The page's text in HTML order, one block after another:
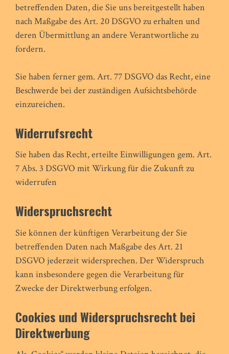
betreffenden Daten, die Sie uns bereitgestellt haben
nach Maßgabe des Art. 20 DSGVO zu erhalten und
deren Übermittlung an andere Verantwortliche zu
fordern.
Sie haben ferner gem. Art. 77 DSGVO das Recht, eine
Beschwerde bei der zuständigen Aufsichtsbehörde
einzureichen.
Widerrufsrecht
Sie haben das Recht, erteilte Einwilligungen gem. Art.
7 Abs. 3 DSGVO mit Wirkung für die Zukunft zu
widerrufen
Widerspruchsrecht
Sie können der künftigen Verarbeitung der Sie
betreffenden Daten nach Maßgabe des Art. 21
DSGVO jederzeit widersprechen. Der Widerspruch
kann insbesondere gegen die Verarbeitung für
Zwecke der Direktwerbung erfolgen.
Cookies und Widerspruchsrecht bei
Direktwerbung